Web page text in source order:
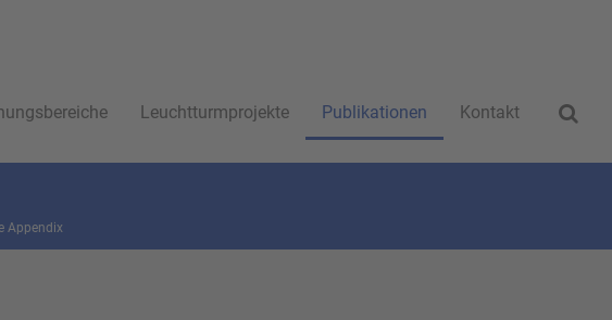
Leuchtturmprojekte Publikationen Kontakt
Appendix